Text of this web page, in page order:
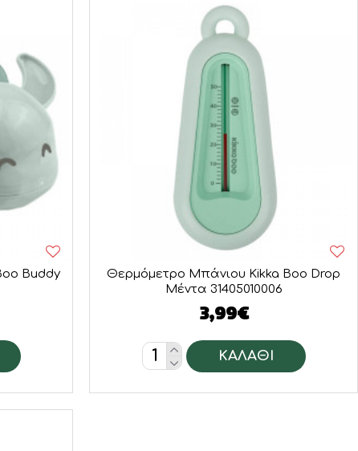
Buddy
Θερμόμετρο Μπάνιου Kikka Boo Drop
Μέντα 31405010006
3,99€
ΚΑΛΆΘΙ